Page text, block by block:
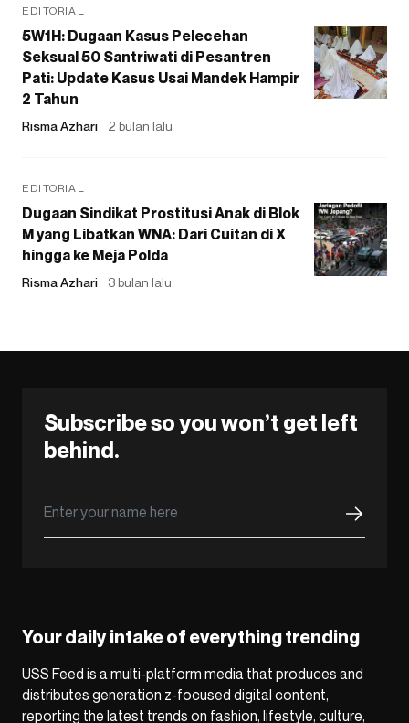
EDITORIAL
5W1H: Dugaan Kasus Pelecehan
Seksual 50 Santriwati di Pesantren
Pati: Update Kasus Usai Mandek Hampir
2 Tahun
Risma Azhari 2 bulan lalu
EDITORIAL
Dugaan Sindikat Prostitusi Anak di Blok
M yang Libatkan WNA: Dari Cuitan di X
hingga ke Meja Polda
Risma Azhari 3 bulan lalu
Subscribe so you won’t get left
behind.
Your daily intake of everything trending
USS Feed is a multi-platform media that produces and
distributes generation z-focused digital content,
reporting the latest trends on fashion, lifestyle, culture,